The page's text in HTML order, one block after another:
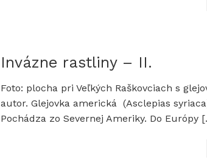
Invázne rastliny – II.
Foto: plocha pri Veľkých Raškovciach s
autor. Glejovka americká (Asclepias
Pochádza zo Severnej Ameriky. Do Európy